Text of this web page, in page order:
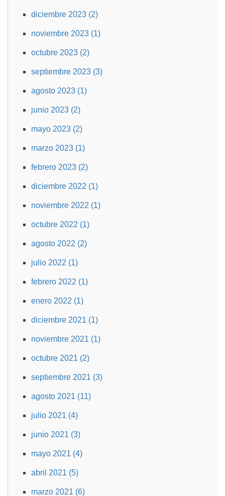
diciembre 2023 (2)
noviembre 2023 (1)
octubre 2023 (2)
septiembre 2023 (3)
agosto 2023 (1)
junio 2023 (2)
mayo 2023 (2)
marzo 2023 (1)
febrero 2023 (2)
diciembre 2022 (1)
noviembre 2022 (1)
octubre 2022 (1)
agosto 2022 (2)
julio 2022 (1)
febrero 2022 (1)
enero 2022 (1)
diciembre 2021 (1)
noviembre 2021 (1)
octubre 2021 (2)
septiembre 2021 (3)
agosto 2021 (11)
julio 2021 (4)
junio 2021 (3)
mayo 2021 (4)
abril 2021 (5)
marzo 2021 (6)